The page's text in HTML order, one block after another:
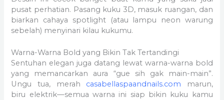
pusat perhatian. Pasang kuku 3D, masuk ruangan, dan
biarkan cahaya spotlight (atau lampu neon warung
sebelah) menyinari kilau kukumu.
Warna-Warna Bold yang Bikin Tak Tertandingi
Sentuhan elegan juga datang lewat warna-warna bold
yang memancarkan aura “gue sih gak main-main”.
Ungu tua, merah casabellaspaandnails.com marun,
biru elektrik—semua warna ini siap bikin kuku kamu